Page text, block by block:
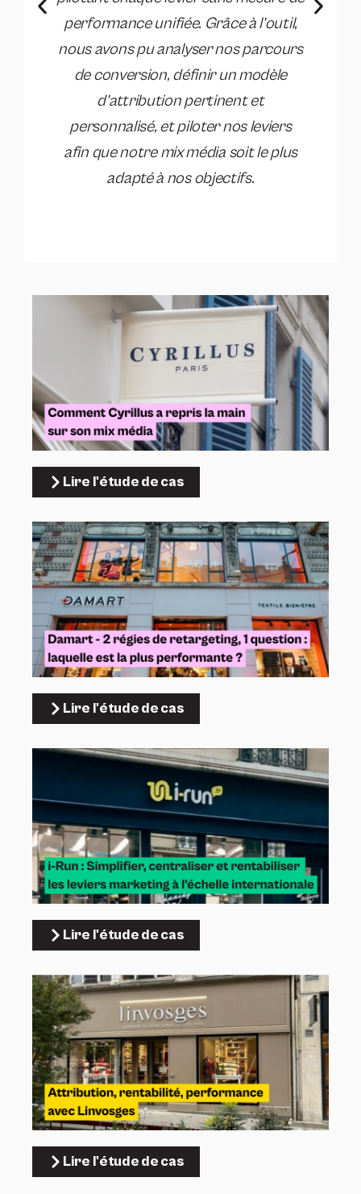
performance unifiée. Grâce à l’outil,
nous avons pu analyser nos parcours
de conversion, définir un modèle
d’attribution pertinent et
personnalisé, et piloter nos leviers
afin que notre mix média soit le plus
adapté à nos objectifs.
Lire l'étude de cas
Lire l'étude de cas
Lire l'étude de cas
Lire l'étude de cas